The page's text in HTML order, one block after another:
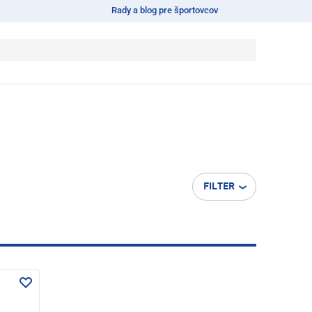
Rady a blog pre športovcov
FILTER